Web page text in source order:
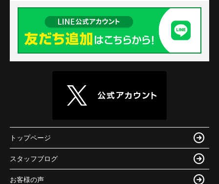
トップページ
スタッフブログ
お客様の声